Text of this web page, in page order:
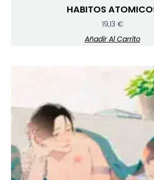
HABITOS
19,13 €
Añadir Al Carrito